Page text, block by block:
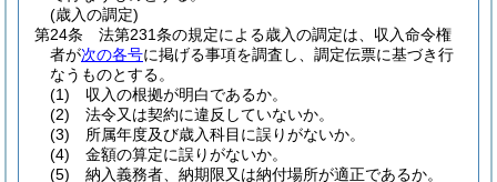
(歳入の調定)
第24条
法第231条の規定による歳入の調定は、収入命令権
者が次の各号に掲げる事項を調査し、調定伝票に基づき行
なうものとする。
(1)
収入の根拠が明白であるか。
(2)
法令又は契約に違反していないか。
(3)
所属年度及び歳入科目に誤りがないか。
(4)
金額の算定に誤りがないか。
(5)
納入義務者、納期限又は納付場所が適正であるか。